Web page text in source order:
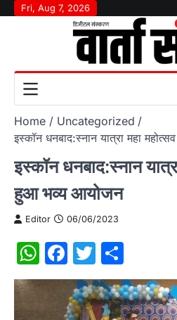
SkipFri, Aug 7, 2026
Home
Uncategorized
इस्कॉन धनबाद:स्नान यात्रा महा
इस्कॉन धनबाद:स्नान
हुआ भव्य आयोजन
Editor 06/06/2023
WhatsApp
Facebook
Twitter